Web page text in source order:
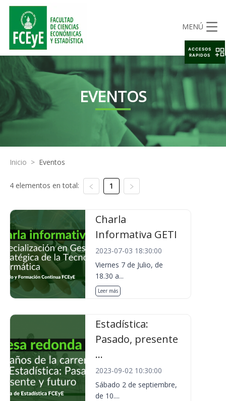
MENÚ
EVENTOS
Inicio > Eventos
4 elementos en total: 1
Charla
Informativa GETI
2023-07-03 18:30:00
Viernes 7 de Julio, de
18.30 a...
Leer más
Estadística:
Pasado, presente
...
2023-09-02 10:30:00
Sábado 2 de septiembre,
de 10....
ACCESOS
RAPIDOS